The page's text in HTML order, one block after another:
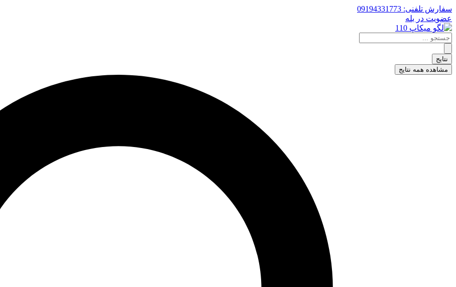
پرش
به
محتوا
سفارش تلفنی: 09194331773
عضویت در بله
جستجو
...
نتایج
مشاهده همه نتایج